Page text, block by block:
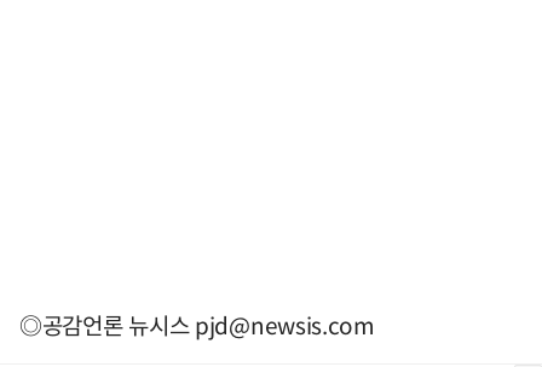
◎공감언론 뉴시스pjd@newsis.com